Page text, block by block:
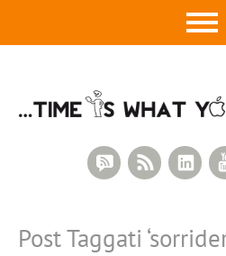
RSS Feed
RSS Comments
Post Taggati ‘